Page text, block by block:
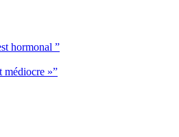
hormonal ”
médiocre »”